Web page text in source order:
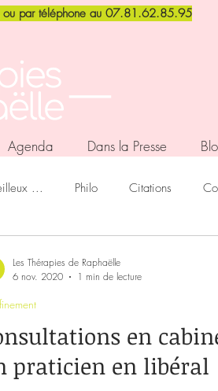
ou par téléphone au 07.81.62.85.95
Agenda Dans la Presse
... Philo Citations
Argent
en
praticien en libéral
Les Thérapies de Raphaëlle
6 nov. 2020
1 min de lecture